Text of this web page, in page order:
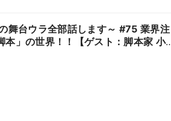
舞台ウラ全部話します～ #75 業界注
本」の世界！！【ゲスト：脚本家 小